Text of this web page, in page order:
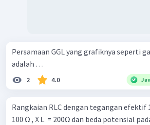
Persamaan GGL yang grafiknya seperti
adalah . . .
2 4.0
Rangkaian RLC dengan tegangan efektif
100 Ω , X L ​ = 200Ω dan beda potensial